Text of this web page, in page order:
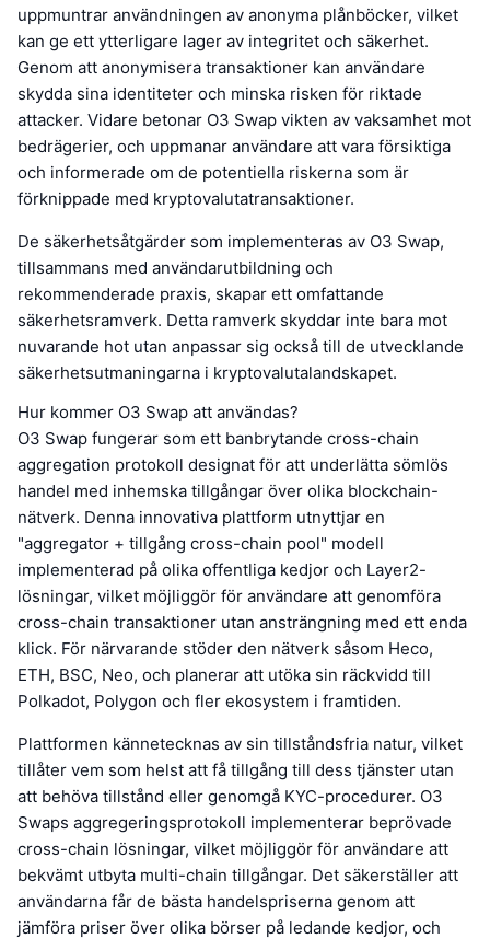
uppmuntrar användningen av anonyma plånböcker, vilket
kan ge ett ytterligare lager av integritet och säkerhet.
Genom att anonymisera transaktioner kan användare
skydda sina identiteter och minska risken för riktade
attacker. Vidare betonar O3 Swap vikten av vaksamhet mot
bedrägerier, och uppmanar användare att vara försiktiga
och informerade om de potentiella riskerna som är
förknippade med kryptovalutatransaktioner.
De säkerhetsåtgärder som implementeras av O3 Swap,
tillsammans med användarutbildning och
rekommenderade praxis, skapar ett omfattande
säkerhetsramverk. Detta ramverk skyddar inte bara mot
nuvarande hot utan anpassar sig också till de utvecklande
säkerhetsutmaningarna i kryptovalutalandskapet.
Hur kommer O3 Swap att användas?
O3 Swap fungerar som ett banbrytande cross-chain
aggregation protokoll designat för att underlätta sömlös
handel med inhemska tillgångar över olika blockchain-
nätverk. Denna innovativa plattform utnyttjar en
"aggregator + tillgång cross-chain pool" modell
implementerad på olika offentliga kedjor och Layer2-
lösningar, vilket möjliggör för användare att genomföra
cross-chain transaktioner utan ansträngning med ett enda
klick. För närvarande stöder den nätverk såsom Heco,
ETH, BSC, Neo, och planerar att utöka sin räckvidd till
Polkadot, Polygon och fler ekosystem i framtiden.
Plattformen kännetecknas av sin tillståndsfria natur, vilket
tillåter vem som helst att få tillgång till dess tjänster utan
att behöva tillstånd eller genomgå KYC-procedurer. O3
Swaps aggregeringsprotokoll implementerar beprövade
cross-chain lösningar, vilket möjliggör för användare att
bekvämt utbyta multi-chain tillgångar. Det säkerställer att
användarna får de bästa handelspriserna genom att
jämföra priser över olika börser på ledande kedjor, och